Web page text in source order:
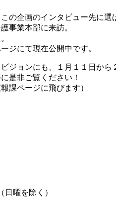
の企画のインタビュー先に選
事業本部に来訪。
ジにて現在公開中です。
ジョンにも、１月１１日から
是非ご覧ください！
課ページに飛びます）
日曜を除く）